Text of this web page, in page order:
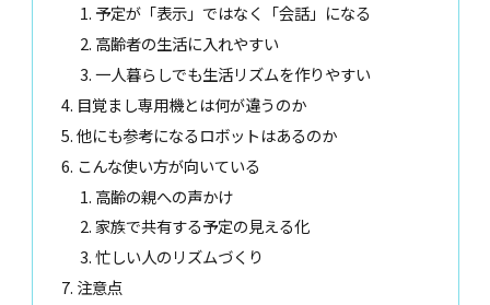
予定が「表示」ではなく「会話」になる
高齢者の生活に入れやすい
一人暮らしでも生活リズムを作りやすい
目覚まし専用機とは何が違うのか
他にも参考になるロボットはあるのか
こんな使い方が向いている
高齢の親への声かけ
家族で共有する予定の見える化
忙しい人のリズムづくり
注意点